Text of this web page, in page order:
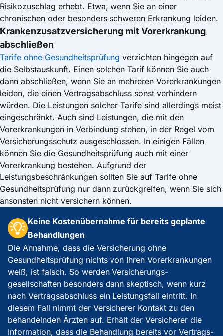
Risikozuschlag erhebt. Etwa, wenn Sie an einer
chronischen oder besonders schweren Erkrankung leiden.
Krankenzusatzversicherung mit Vorerkrankung
abschließen
Tarife ohne Gesundheitsprüfung verzichten hingegen auf
die Selbstauskunft. Einen solchen Tarif können Sie auch
dann abschließen, wenn Sie an mehreren Vorerkrankungen
leiden, die einen Vertragsabschluss sonst verhindern
würden. Die Leistungen solcher Tarife sind allerdings meist
eingeschränkt. Auch sind Leistungen, die mit den
Vorerkrankungen in Verbindung stehen, in der Regel vom
Versicherungsschutz ausgeschlossen. In einigen Fällen
können Sie die Gesundheitsprüfung auch mit einer
Vorerkrankung bestehen. Aufgrund der
Leistungsbeschränkungen sollten Sie auf Tarife ohne
Gesundheitsprüfung nur dann zurückgreifen, wenn Sie sich
ansonsten nicht versichern können.
Keine Kostenübernahme für bereits geplante
Behandlungen
Die Annahme, dass die Versicherung ohne
Gesundheits­prüfung nichts von Ihren Vorerkrankungen
weiß, ist falsch. So werden Versicherungs­
gesellschaften besonders dann skeptisch, wenn kurz
nach Vertragsabschluss ein Leistungsfall eintritt. In
diesem Fall nimmt der Versicherer Kontakt zu den
behandelnden Ärzten auf. Erhält der Versicherer die
Information, dass die Behandlung bereits vor Vertrags­